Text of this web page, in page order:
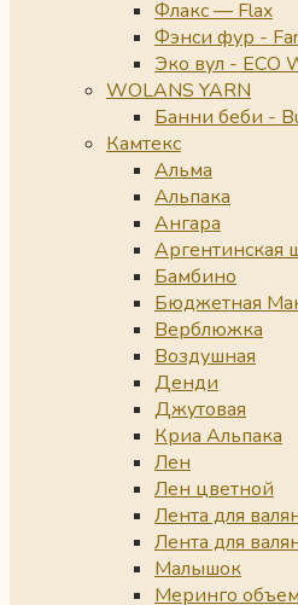
Флакс — Flax
Фэнси фур -
Эко вул - ECO
WOLANS YARN
Банни беби -
Камтекс
Альма
Альпака
Ангара
Аргентинская
Бамбино
Бюджетная
Верблюжка
Воздушная
Денди
Джутовая
Криа Альпака
Лен
Лен цветной
Лента для
Лента для
Малышок
Меринго